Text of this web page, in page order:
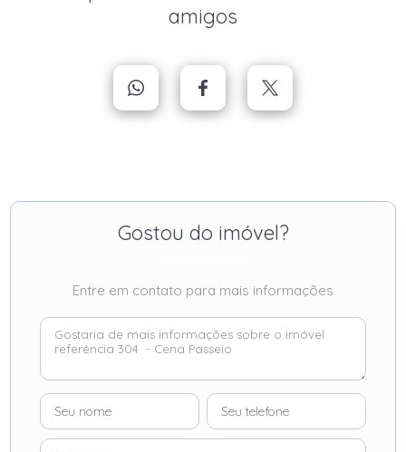
amigos
Gostou do imóvel?
Entre em contato para mais informações